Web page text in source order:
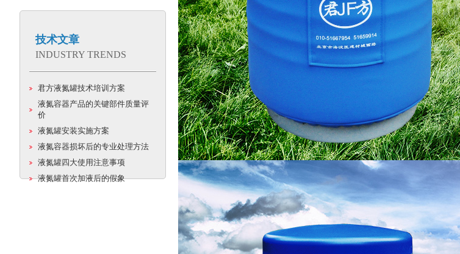
技术文章
INDUSTRY TRENDS
君方液氮罐技术培训方案
液氮容器产品的关键部件质量评
价
液氮罐安装实施方案
液氮容器损坏后的专业处理方法
液氮罐四大使用注意事项
液氮罐首次加液后的假象